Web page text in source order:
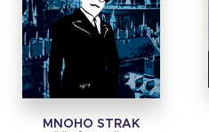
MNOHO STRAK